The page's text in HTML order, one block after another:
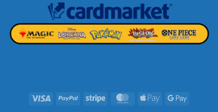
Visa PayPal Stripe MasterCard
Apple
Google